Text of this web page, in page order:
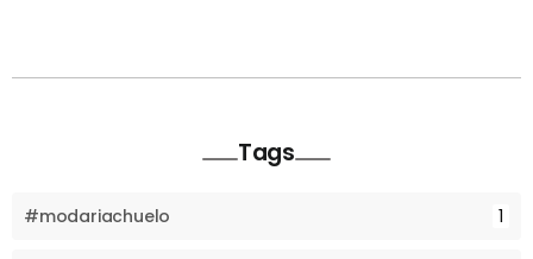
Tags
#modariachuelo 1